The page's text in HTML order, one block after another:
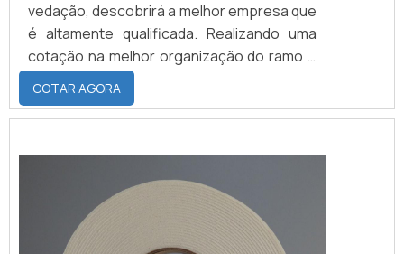
vedação, descobrirá a melhor empresa que
é altamente qualificada. Realizando uma
cotação na melhor organização do ramo e
descobrindo a maior referência de
qualidade da área de atuação.MAIS SOBRE
FITA DE ESPUMA PARA VEDAÇÃOQuem
encontrar o site da Brasil Vedação. É
possível encontrar borrachas fabri...
COTAR AGORA